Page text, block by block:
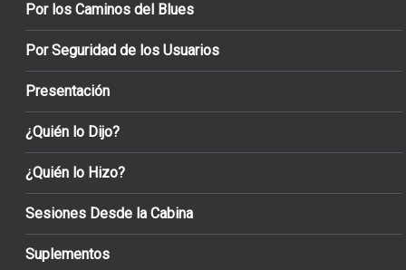
Por los Caminos del Blues
Por Seguridad de los Usuarios
Presentación
¿Quién lo Dijo?
¿Quién lo Hizo?
Sesiones Desde la Cabina
Suplementos